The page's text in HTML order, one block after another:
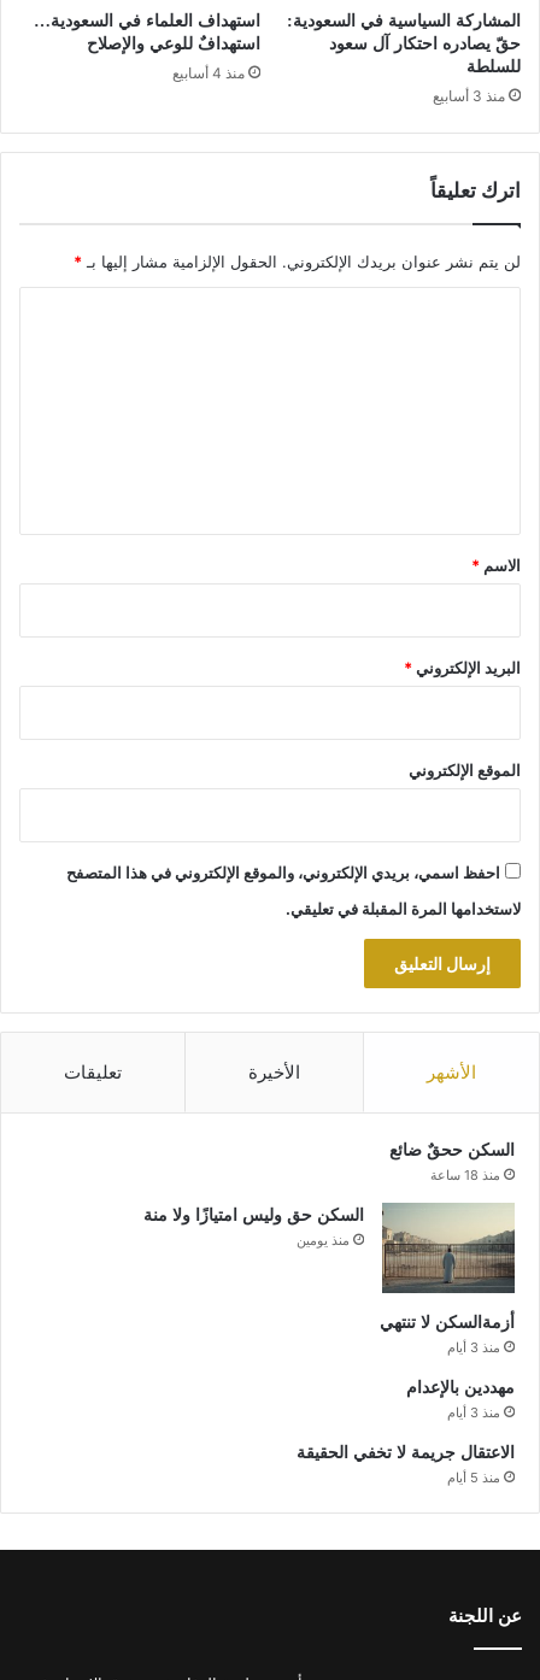
المشاركة السياسية في السعودية:
حقّ يصادره احتكار آل سعود
للسلطة
منذ 3 أسابيع
استهداف العلماء في السعودية…
استهدافٌ للوعي والإصلاح
منذ 4 أسابيع
اترك تعليقاً
لن يتم نشر عنوان بريدك الإلكتروني. الحقول الإلزامية مشار إليها بـ*
*
الاسم *
البريد الإلكتروني*
الموقع الإلكتروني
احفظ اسمي، بريدي الإلكتروني، والموقع الإلكتروني في هذا المتصفح
لاستخدامها المرة المقبلة في تعليقي.
الأشهر الأخيرة تعليقات
السكن ححقٌ ضائع
منذ 18 ساعة
السكن حق وليس امتيازًا ولا منة
منذ يومين
أزمةالسكن لا تنتهي
منذ 3 أيام
مهددين بالإعدام
منذ 3 أيام
الاعتقال جريمة لا تخفي الحقيقة
منذ 5 أيام
عن اللجنة